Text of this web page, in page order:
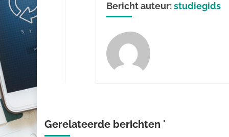
Bericht auteur:studiegids
Gerelateerde berichten '